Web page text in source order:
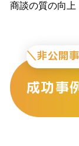
商談の質の向上
＼非公開
成功事